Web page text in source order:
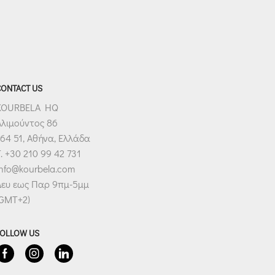
US
HQ
86
51, Αθήνα, Ελλάδα
+30 210 99 42 731
εως Παρ 9πμ-5μμ
US
FacebookInstagramLinkedin